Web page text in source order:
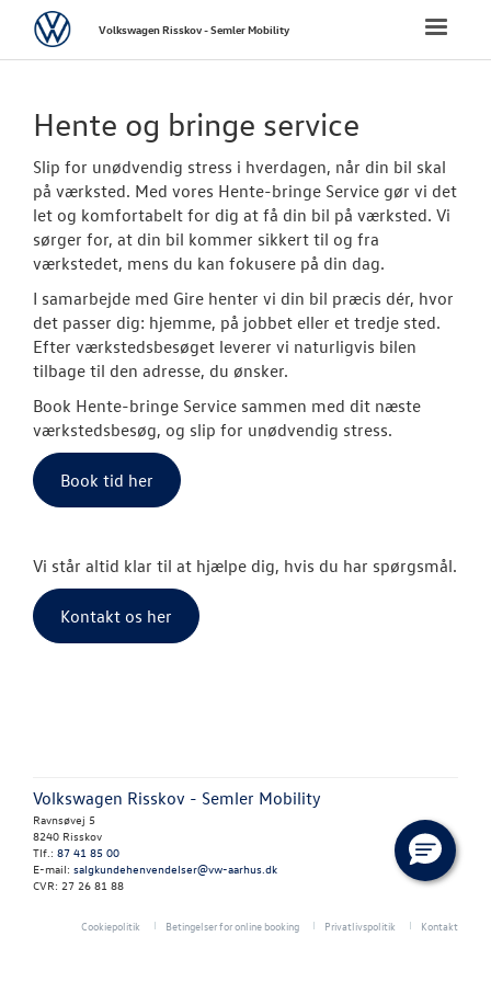
NYE VAREBILER
BRUGTE BILER
CALIFORNIA
Bestil tid på
Biludlejning
Book tid til
Toggle
VolkswagenVolkswagen Risskov - Semler Mobility
Hente og bringe service
Slip for unødvendig stress i hverdagen, når din bil skal
på værksted. Med vores Hente-bringe Service gør vi det
let og komfortabelt for dig at få din bil på værksted. Vi
sørger for, at din bil kommer sikkert til og fra
værkstedet, mens du kan fokusere på din dag.
I samarbejde med Gire henter vi din bil præcis dér, hvor
det passer dig: hjemme, på jobbet eller et tredje sted.
Efter værkstedsbesøget leverer vi naturligvis bilen
tilbage til den adresse, du ønsker.
Book Hente-bringe Service sammen med dit næste
værkstedsbesøg, og slip for unødvendig stress.
Book tid her
Vi står altid klar til at hjælpe dig, hvis du har spørgsmål.
Kontakt os her
Volkswagen Risskov - Semler Mobility
Ravnsøvej 5
8240 Risskov
Tlf.: 87 41 85 00
E-mail: salgkundehenvendelser@vw-aarhus.dk
CVR: 27 26 81 88
Cookiepolitik Betingelser for online booking Privatlivspolitik Kontakt